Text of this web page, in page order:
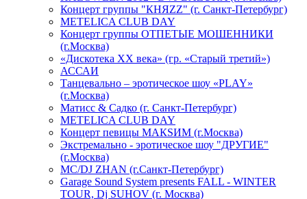
Концерт группы "КНЯZZ" (г. Санкт-Петербург)
METELICA CLUB DAY
Концерт группы ОТПЕТЫЕ МОШЕННИКИ
(г.Москва)
«Дискотека ХХ века» (гр. «Старый третий»)
АССАИ
Танцевально – эротическое шоу «PLAY»
(г.Москва)
Матисс & Садко (г. Санкт-Петербург)
METELICA CLUB DAY
Концерт певицы МАКSИМ (г.Москва)
Экстремально - эротическое шоу "ДРУГИЕ"
(г.Москва)
МС/DJ ZHAN (г.Санкт-Петербург)
Garage Sound System presents FALL - WINTER
TOUR, Dj SUHOV (г. Москва)